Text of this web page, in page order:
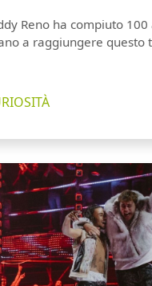
Reno ha compiuto
a raggiungere questo